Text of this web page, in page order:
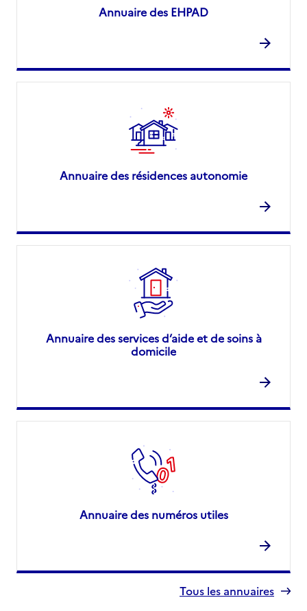
Annuaire des EHPAD
Annuaire des résidences autonomie
Annuaire des services d’aide et de soins à
domicile
Annuaire des numéros utiles
Tous les annuaires